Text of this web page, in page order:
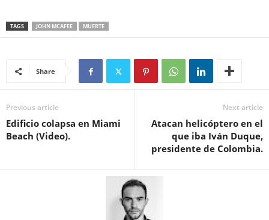
TAGS JOHN MCAFEE MUERTE
Share
Previous article
Edificio colapsa en Miami
Beach (Video).
Next article
Atacan helicóptero en el
que iba Iván Duque,
presidente de Colombia.